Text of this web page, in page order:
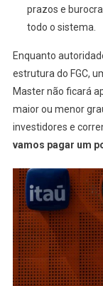
prazos e
todo o sistema.
Enquanto
estrutura do FGC,
Master não ficará
maior ou menor
investidores e
vamos pagar um